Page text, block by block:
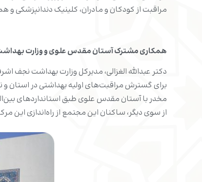
مراقبت از کودکان و مادران، کلینیک
همکاری مشترک آستان مقدس علوی و وزارت
دکتر عبدالله الغزالی، مدیرکل وزارت بهداشت
برای گسترش مراقبت‌های اولیه بهداشتی در استان
مخدر با آستان مقدس علوی طبق استانداردهای
از سوی دیگر، ساکنان این مجتمع از راه‌اندازی این